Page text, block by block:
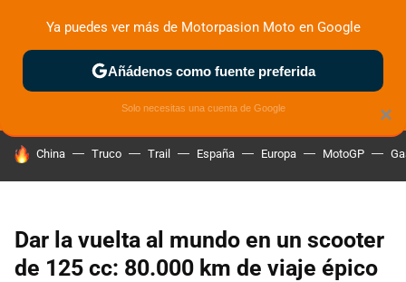
ZONA DE PRUEBAS DEPORTIVAS MOTOS ELÉCTRICAS
HOY SE HABLA DE
China Truco Trail España Europa MotoGP
Dar la vuelta al mundo en un scooter
de 125 cc: 80.000 km de viaje épico
×
Ya puedes ver más de Motorpasion Moto en Google
Añádenos como fuente preferida
Solo necesitas una cuenta de Google